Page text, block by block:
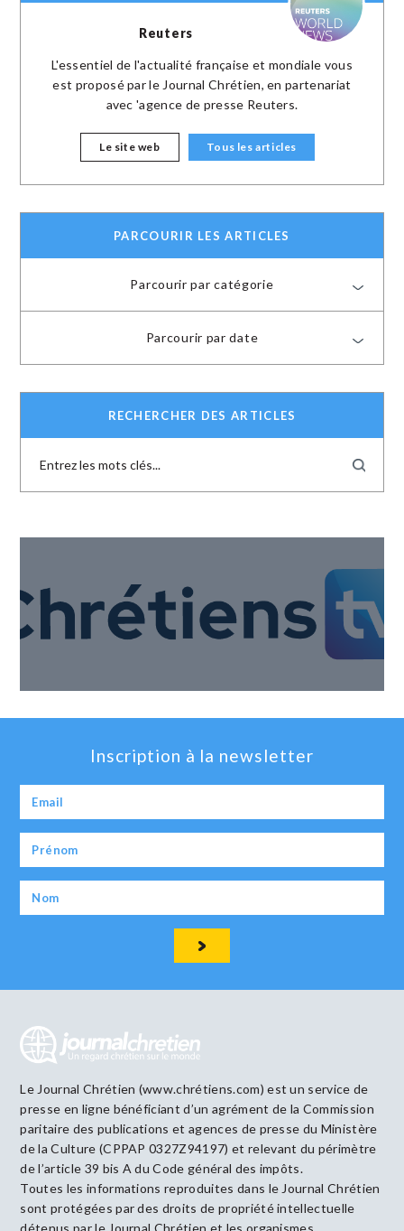
Reuters
L'essentiel de l'actualité française et mondiale vous
est proposé par le Journal Chrétien, en partenariat
avec 'agence de presse Reuters.
Le site web Tous les articles
PARCOURIR LES ARTICLES
Parcourir par catégorie
Parcourir par date
RECHERCHER DES ARTICLES
Inscription à la newsletter
Le Journal Chrétien (www.chrétiens.com) est un service de
presse en ligne bénéficiant d’un agrément de la Commission
paritaire des publications et agences de presse du Ministère
de la Culture (CPPAP 0327Z94197) et relevant du périmètre
de l’article 39 bis A du Code général des impôts.
Toutes les informations reproduites dans le Journal Chrétien
sont protégées par des droits de propriété intellectuelle
détenus par le Journal Chrétien et les organismes